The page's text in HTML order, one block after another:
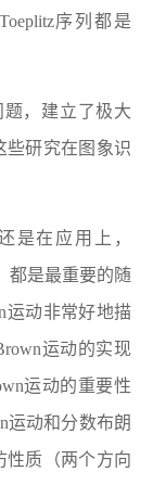
Toeplitz序列都是
，建立了极大
些研究在图象识
是在应用上，
都是最重要的随
运动非常好地描
运动的实现
运动的重要性
运动和分数布朗
性质（两个方向